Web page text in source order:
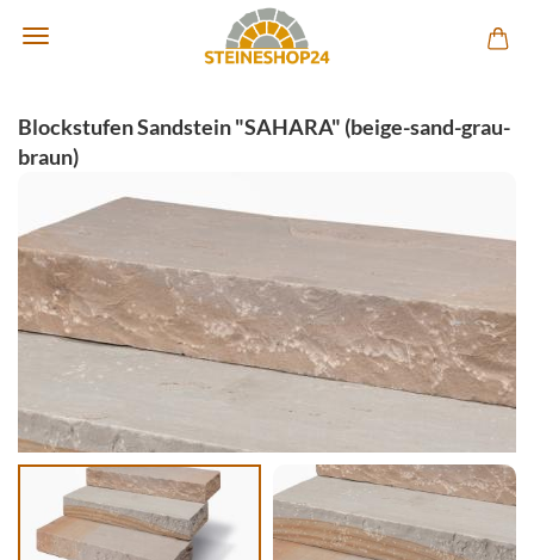
Blockstufen Sandstein "SAHARA" (beige-sand-grau-
braun)